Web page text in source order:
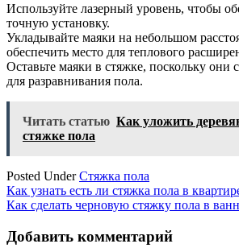
Используйте лазерный уровень, чтобы
точную установку.
Укладывайте маяки на небольшом
обеспечить место для теплового
Оставьте маяки в стяжке, поскольку они
для разравнивания пола.
Читать статью Как уложить
стяжке пола
Posted UnderСтяжка пола
Навигация
по
записям
Как узнать есть ли стяжка пола в
Как сделать черновую стяжку пола в
Добавить комментарий